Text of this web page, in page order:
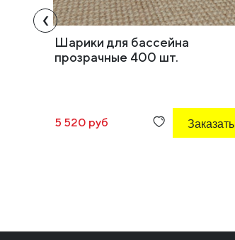
Шарики для бассейна
прозрачные 400 шт.
5 520 руб Заказать
‹